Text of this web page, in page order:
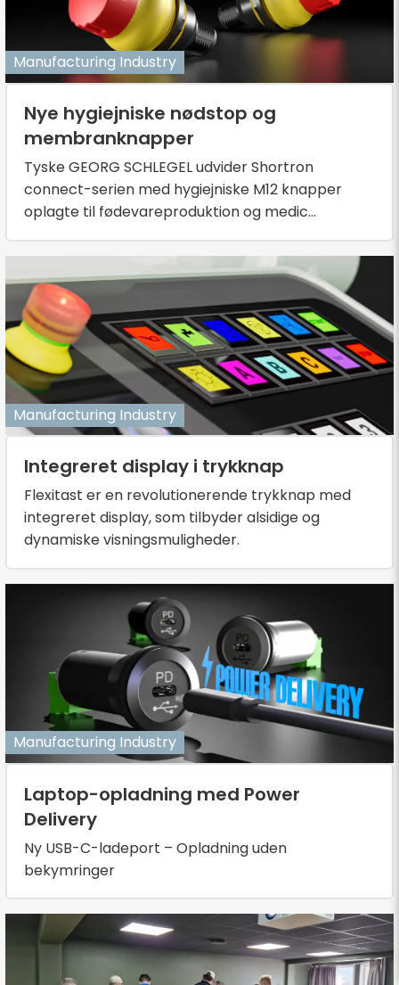
Manufacturing Industry
Nye hygiejniske nødstop og
membranknapper
Tyske GEORG SCHLEGEL udvider Shortron
connect-serien med hygiejniske M12 knapper
oplagte til fødevareproduktion og medic...
Manufacturing Industry
Integreret display i trykknap
Flexitast er en revolutionerende trykknap med
integreret display, som tilbyder alsidige og
dynamiske visningsmuligheder.
Manufacturing Industry
Laptop-opladning med Power
Delivery
Ny USB-C-ladeport – Opladning uden
bekymringer